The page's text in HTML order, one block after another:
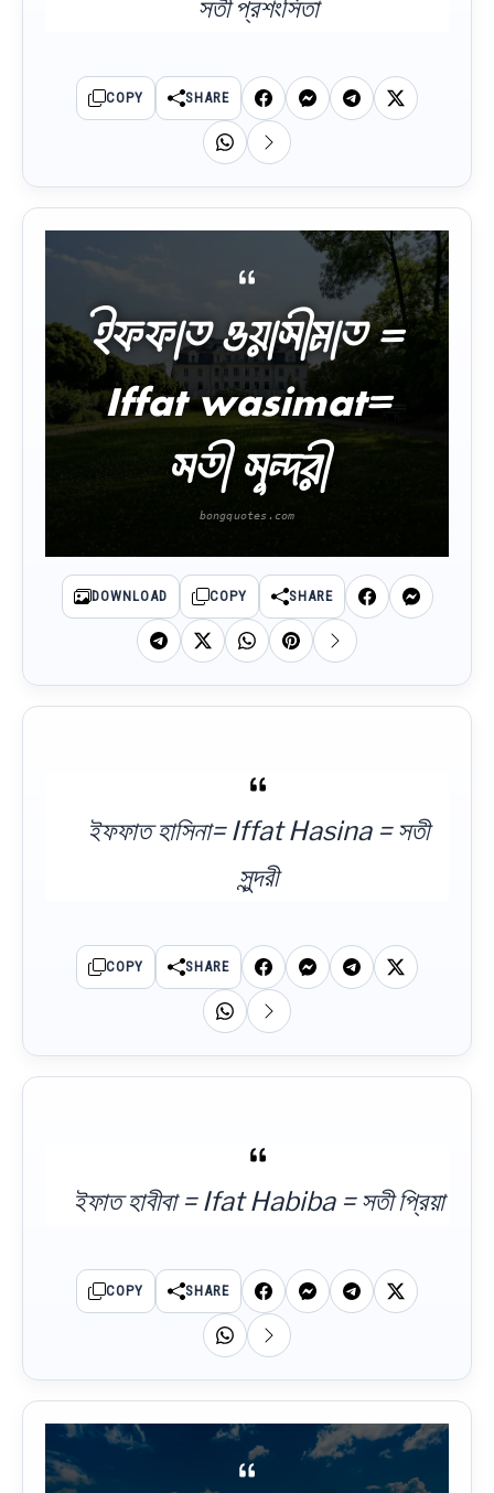
সতী প্রশংসিতা
COPY SHARE
ইফফাত ওয়াসীমাত =
Iffat wasimat=
সতী সুন্দরী
DOWNLOAD COPY SHARE
ইফফাত হাসিনা= Iffat Hasina = সতী
সুন্দরী
COPY SHARE
ইফাত হাবীবা = Ifat Habiba = সতী প্রিয়া
COPY SHARE